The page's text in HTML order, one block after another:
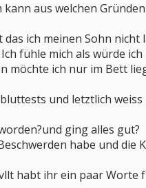
aus welchen
ich meinen Sohn
fühle mich als würde
möchte ich nur im Bett
und letztlich
ging alles gut?
habe und
habt ihr ein paar Worte